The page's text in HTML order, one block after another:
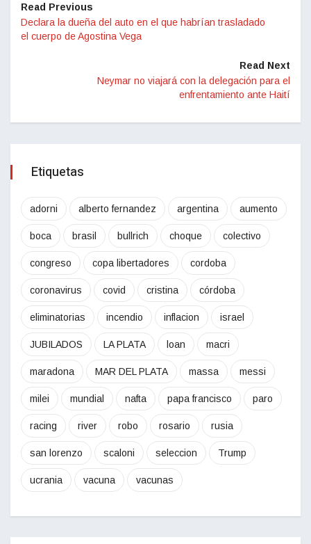
Read Previous
Declara la dueña del auto en el que habrían trasladado
el cuerpo de Agostina Vega
Read Next
Neymar no viajará con la delegación para el
enfrentamiento ante Haití
Etiquetas
adorni alberto fernandez argentina aumento
boca brasil bullrich choque colectivo
congreso copa libertadores cordoba
coronavirus covid cristina córdoba
eliminatorias incendio inflacion israel
JUBILADOS LA PLATA loan macri
maradona MAR DEL PLATA massa messi
milei mundial nafta papa francisco paro
racing river robo rosario rusia
san lorenzo scaloni seleccion Trump
ucrania vacuna vacunas